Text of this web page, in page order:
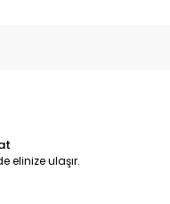
elinize ulaşır.